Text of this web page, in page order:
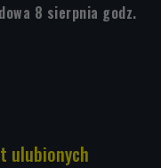
8 sierpnia godz.
ulubionych